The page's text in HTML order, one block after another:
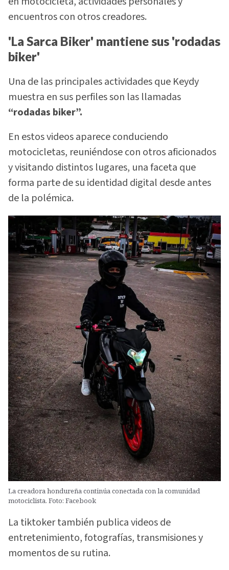
encuentros con otros creadores.
'La Sarca Biker' mantiene sus 'rodadas
biker'
Una de las principales actividades que Keydy
muestra en sus perfiles son las llamadas
“rodadas biker”.
En estos videos aparece conduciendo
motocicletas, reuniéndose con otros aficionados
y visitando distintos lugares, una faceta que
forma parte de su identidad digital desde antes
de la polémica.
La creadora hondureña continúa conectada con la comunidad
motociclista. Foto: Facebook
La tiktoker también publica videos de
entretenimiento, fotografías, transmisiones y
momentos de su rutina.